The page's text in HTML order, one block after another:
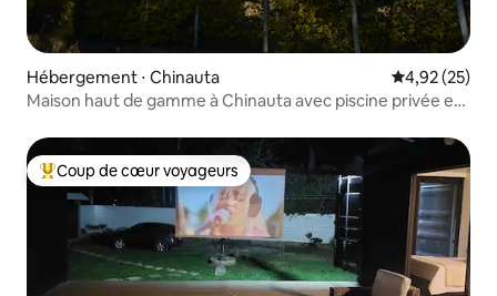
Hébergement ⋅ Chinauta Évaluation
4,92 (25)
Maison haut de gamme à Chinauta avec piscine privée et
Coups de cœur voyageurs les plus appréciés
Coup de cœur voyageurs